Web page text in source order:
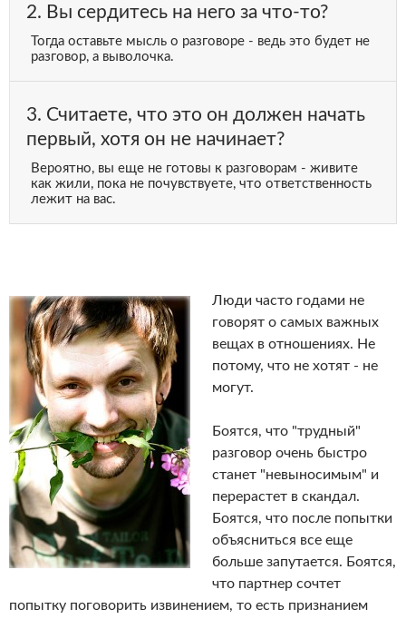
2. Вы сердитесь на него за что-то?
Тогда оставьте мысль о разговоре - ведь это будет не
разговор, а выволочка.
3. Считаете, что это он должен начать
первый, хотя он не начинает?
Вероятно, вы еще не готовы к разговорам - живите
как жили, пока не почувствуете, что ответственность
лежит на вас.
Люди часто годами не
говорят о самых важных
вещах в отношениях. Не
потому, что не хотят - не
могут.
Боятся, что "трудный"
разговор очень быстро
станет "невыносимым" и
перерастет в скандал.
Боятся, что после попытки
объясниться все еще
больше запутается. Боятся,
что партнер сочтет
попытку поговорить извинением, то есть признанием